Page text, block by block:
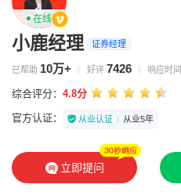
在线
小鹿经理 证券经理
已帮助 10万+ 好评 7426 响应时间
综合评分： 4.8分
官方认证： 从业认证 从业5年
立即提问